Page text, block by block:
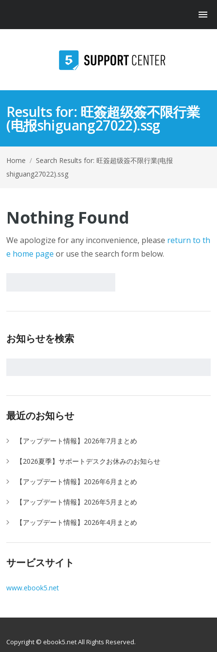
Results for: 旺簽超级簽不限行業
(电报shiguang27022).ssg
Home / Search Results for: 旺簽超级簽不限行業(电报
shiguang27022).ssg
Nothing Found
We apologize for any inconvenience, please return to th
e home page or use the search form below.
お知らせを検索
最近のお知らせ
【アップデート情報】2026年7月まとめ
【2026夏季】サポートデスクお休みのお知らせ
【アップデート情報】2026年6月まとめ
【アップデート情報】2026年5月まとめ
【アップデート情報】2026年4月まとめ
サービスサイト
www.ebook5.net
Copyright © ebook5.net All Rights Reserved.